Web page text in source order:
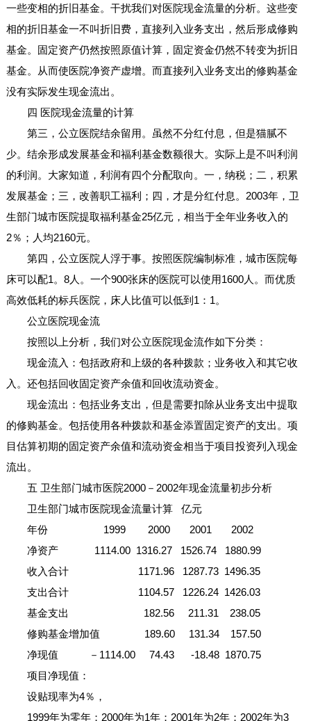
一些变相的折旧基金。干扰我们对医院现金流量的分析。这些变
相的折旧基金一不叫折旧费，直接列入业务支出，然后形成修购
基金。固定资产仍然按照原值计算，固定资金仍然不转变为折旧
基金。从而使医院净资产虚增。而直接列入业务支出的修购基金
没有实际发生现金流出。
四 医院现金流量的计算
第三，公立医院结余留用。虽然不分红付息，但是猫腻不
少。结余形成发展基金和福利基金数额很大。实际上是不叫利润
的利润。大家知道，利润有四个分配取向。一，纳税；二，积累
发展基金；三，改善职工福利；四，才是分红付息。2003年，卫
生部门城市医院提取福利基金25亿元，相当于全年业务收入的
2％；人均2160元。
第四，公立医院人浮于事。按照医院编制标准，城市医院每
床可以配1。8人。一个900张床的医院可以使用1600人。而优质
高效低耗的标兵医院，床人比值可以低到1：1。
公立医院现金流
按照以上分析，我们对公立医院现金流作如下分类：
现金流入：包括政府和上级的各种拨款；业务收入和其它收
入。还包括回收固定资产余值和回收流动资金。
现金流出：包括业务支出，但是需要扣除从业务支出中提取
的修购基金。包括使用各种拨款和基金添置固定资产的支出。项
目估算初期的固定资产余值和流动资金相当于项目投资列入现金
流出。
五 卫生部门城市医院2000－2002年现金流量初步分析
卫生部门城市医院现金流量计算 亿元
年份 1999 2000 2001 2002
净资产 1114.00 1316.27 1526.74 1880.99
收入合计 1171.96 1287.73 1496.35
支出合计 1104.57 1226.24 1426.03
基金支出 182.56 211.31 238.05
修购基金增加值 189.60 131.34 157.50
净现值 －1114.00 74.43 -18.48 1870.75
项目净现值：
设贴现率为4％，
1999年为零年；2000年为1年；2001年为2年；2002年为3